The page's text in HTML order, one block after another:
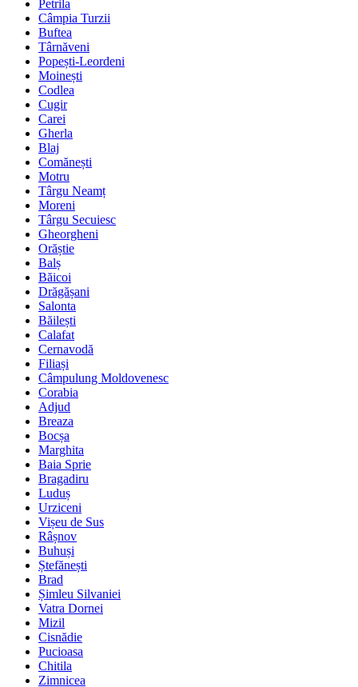
Petrila
Câmpia Turzii
Buftea
Târnăveni
Popești-Leordeni
Moinești
Codlea
Cugir
Carei
Gherla
Blaj
Comănești
Motru
Târgu Neamț
Moreni
Târgu Secuiesc
Gheorgheni
Orăștie
Balș
Băicoi
Drăgășani
Salonta
Băilești
Calafat
Cernavodă
Filiași
Câmpulung Moldovenesc
Corabia
Adjud
Breaza
Bocșa
Marghita
Baia Sprie
Bragadiru
Luduș
Urziceni
Vișeu de Sus
Râșnov
Buhuși
Ștefănești
Brad
Șimleu Silvaniei
Vatra Dornei
Mizil
Cisnădie
Pucioasa
Chitila
Zimnicea